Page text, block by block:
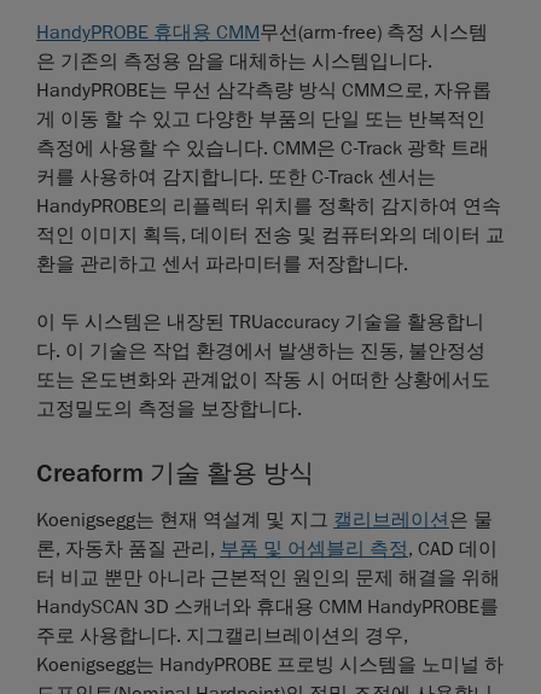
HandyPROBE 휴대용 CMM무선(arm-free) 측정 시스템
은 기존의 측정용 암을 대체하는 시스템입니다.
HandyPROBE는 무선 삼각측량 방식 CMM으로, 자유롭
게 이동 할 수 있고 다양한 부품의 단일 또는 반복적인
측정에 사용할 수 있습니다. CMM은 C-Track 광학 트래
커를 사용하여 감지합니다. 또한 C-Track 센서는
HandyPROBE의 리플렉터 위치를 정확히 감지하여 연속
적인 이미지 획득, 데이터 전송 및 컴퓨터와의 데이터 교
환을 관리하고 센서 파라미터를 저장합니다.
이 두 시스템은 내장된 TRUaccuracy 기술을 활용합니
다. 이 기술은 작업 환경에서 발생하는 진동, 불안정성
또는 온도변화와 관계없이 작동 시 어떠한 상황에서도
고정밀도의 측정을 보장합니다.
Creaform 기술 활용 방식
Koenigsegg는 현재 역설계 및 지그 캘리브레이션은 물
론, 자동차 품질 관리, 부품 및 어셈블리 측정, CAD 데이
터 비교 뿐만 아니라 근본적인 원인의 문제 해결을 위해
HandySCAN 3D 스캐너와 휴대용 CMM HandyPROBE를
주로 사용합니다. 지그캘리브레이션의 경우,
Koenigsegg는 HandyPROBE 프로빙 시스템을 노미널 하